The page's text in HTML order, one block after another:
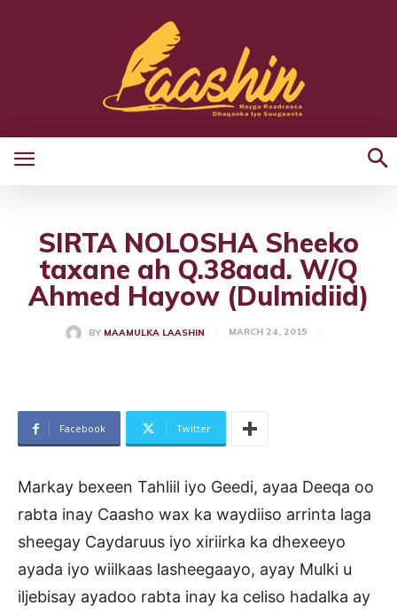
SIRTA NOLOSHA Sheeko
taxane ah Q.38aad. W/Q
Ahmed Hayow (Dulmidiid)
BY MAAMULKA LAASHIN MARCH 24, 2015
Facebook Twitter
Markay bexeen Tahliil iyo Geedi, ayaa Deeqa oo
rabta inay Caasho wax ka waydiiso arrinta laga
sheegay Caydaruus iyo xiriirka ka dhexeeyo
ayada iyo wiilkaas lasheegaayo, ayay Mulki u
iljebisay ayadoo rabta inay ka celiso hadalka ay